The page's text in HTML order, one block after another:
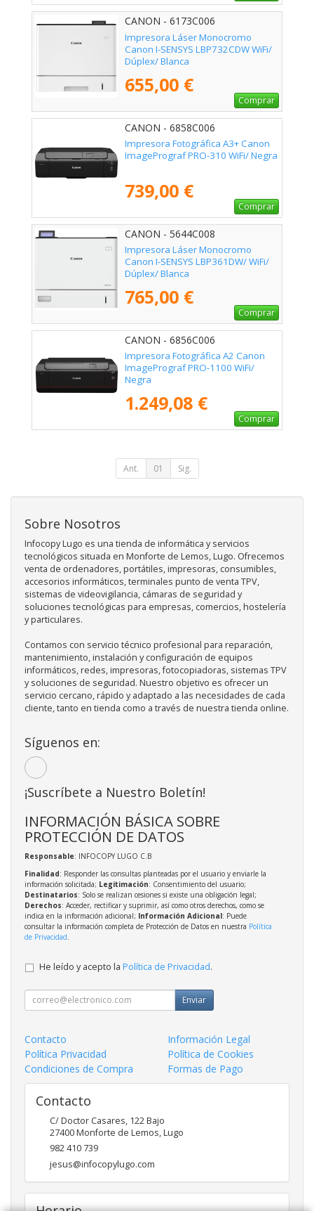
CANON - 6173C006
Impresora Láser Monocromo
Canon I-SENSYS LBP732CDW WiFi/
Dúplex/ Blanca
655,00 €
Comprar
CANON - 6858C006
Impresora Fotográfica A3+ Canon
ImagePrograf PRO-310 WiFi/ Negra
739,00 €
Comprar
CANON - 5644C008
Impresora Láser Monocromo
Canon I-SENSYS LBP361DW/ WiFi/
Dúplex/ Blanca
765,00 €
Comprar
CANON - 6856C006
Impresora Fotográfica A2 Canon
ImagePrograf PRO-1100 WiFi/
Negra
1.249,08 €
Comprar
Ant. 01 Sig.
Sobre Nosotros
Infocopy Lugo es una tienda de informática y servicios
tecnológicos situada en Monforte de Lemos, Lugo. Ofrecemos
venta de ordenadores, portátiles, impresoras, consumibles,
accesorios informáticos, terminales punto de venta TPV,
sistemas de videovigilancia, cámaras de seguridad y
soluciones tecnológicas para empresas, comercios, hostelería
y particulares.
Contamos con servicio técnico profesional para reparación,
mantenimiento, instalación y configuración de equipos
informáticos, redes, impresoras, fotocopiadoras, sistemas TPV
y soluciones de seguridad. Nuestro objetivo es ofrecer un
servicio cercano, rápido y adaptado a las necesidades de cada
cliente, tanto en tienda como a través de nuestra tienda online.
Síguenos en:
¡Suscríbete a Nuestro Boletín!
INFORMACIÓN BÁSICA SOBRE
PROTECCIÓN DE DATOS
Responsable: INFOCOPY LUGO C.B
Finalidad: Responder las consultas planteadas por el usuario y enviarle la
información solicitada; Legitimación: Consentimiento del usuario;
Destinatarios: Solo se realizan cesiones si existe una obligación legal;
Derechos: Acceder, rectificar y suprimir, así como otros derechos, como se
indica en la información adicional; Información Adicional: Puede
consultar la información completa de Protección de Datos en nuestra Política
de Privacidad
He leído y acepto la Política de Privacidad.
Enviar
Contacto
Información Legal
Política Privacidad
Política de Cookies
Condiciones de Compra
Formas de Pago
Contacto
C/ Doctor Casares, 122 Bajo
27400Monforte de Lemos,Lugo
982 410 739
jesus@infocopylugo.com